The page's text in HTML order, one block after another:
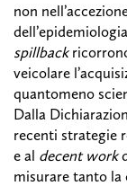
non
spillback
veicolare
quantomeno
Dalla
recenti strategie
e al decent work
misurare tanto la